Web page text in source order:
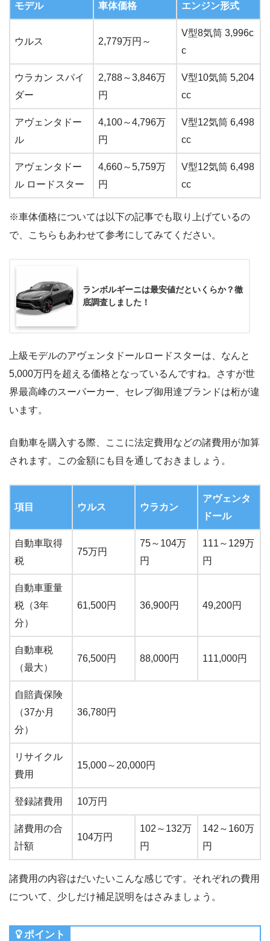
モデル 車体価格 エンジン形式
ウルス 2,779万円～
V型8気筒 3,996c
c
ウラカン スパイ
ダー
2,788～3,846万
円
V型10気筒 5,204
cc
アヴェンタドー
ル
4,100～4,796万
円
V型12気筒 6,498
cc
アヴェンタドー
ル ロードスター
4,660～5,759万
円
V型12気筒 6,498
cc
※車体価格については以下の記事でも取り上げているの
で、こちらもあわせて参考にしてみてください。
ランボルギーニは最安値だといくらか？徹
底調査しました！
上級モデルのアヴェンタドールロードスターは、なんと
5,000万円を超える価格となっているんですね。さすが世
界最高峰のスーパーカー、セレブ御用達ブランドは桁が違
います。
自動車を購入する際、ここに法定費用などの諸費用が加算
されます。この金額にも目を通しておきましょう。
項目 ウルス ウラカン
アヴェンタ
ドール
自動車取得
税
75万円
75～104万
円
111～129万
円
自動車重量
税（3年
分）
61,500円 36,900円 49,200円
自動車税
（最大）
76,500円 88,000円 111,000円
自賠責保険
（37か月
分）
36,780円
リサイクル
費用
15,000～20,000円
登録諸費用 10万円
諸費用の合
計額
104万円
102～132万
円
142～160万
円
諸費用の内容はだいたいこんな感じです。それぞれの費用
について、少しだけ補足説明をはさみましょう。
ポイント